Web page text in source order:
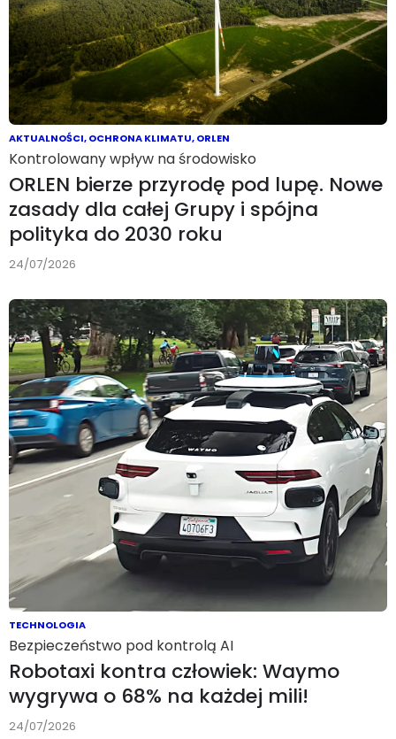
AKTUALNOŚCI,OCHRONA KLIMATU,ORLEN
Kontrolowany wpływ na środowisko
ORLEN bierze przyrodę pod lupę. Nowe
zasady dla całej Grupy i spójna
polityka do 2030 roku
24/07/2026
TECHNOLOGIA
Bezpieczeństwo pod kontrolą AI
Robotaxi kontra człowiek: Waymo
wygrywa o 68% na każdej mili!
24/07/2026